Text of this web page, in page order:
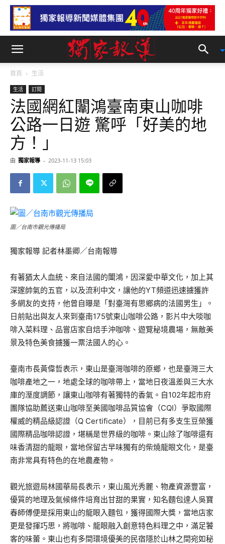
首頁 生活
生活 訂閱
法國網紅闈鴻臺南東山咖啡
公路一日遊 驚呼「好美的地
方！」
由 獨家報導 - 2023-11-13 15:03
圖／台南市觀光傳播局
獨家報導 記者林墨卿／台南報導
有著猶太人血統、來自法國的闈鴻，因深愛中華文化，加上其
深邃帥氣的五官，以及流利中文，讓他的YT頻道迅速擄獲許
多網友的支持，他曾自曝是「對臺灣有思鄉病的法國男生」。
日前貼出與友人來到臺南175號東山咖啡公路，影片中大啖咖
啡入菜料理、品嘗店家自焙手沖咖啡、遊覽秘境農場，無敵美
景及特色美食擄獲一票法國人的心。
臺南市長黃偉哲表示，東山是臺灣咖啡的原鄉，也是臺灣三大
咖啡產地之一，地處全球的咖啡帶上，當地日夜溫差與三大水
庫的溼度調節，讓東山咖啡有著獨特的香氣。自102年起市府
團隊協助薦送東山咖啡至美國咖啡品質協會（CQI）爭取國際
權威的精品級認證（Q Certificate），目前已有多支生豆榮獲
國際精品咖啡認證，堪稱是世界級的咖啡。東山除了咖啡還有
味香清甜的龍眼，當地保留古早味獨有的柴燒龍眼文化，是臺
南非常具有特色的在地農產物。
觀光旅遊局林國華局長表示，東山風光秀麗、物產資源豐富，
優質的地理及氣候條件培育出甘甜的果實，知名麵包達人吳寶
春師傅便是採用東山的龍眼入麵包，獲得國際大獎，當地店家
更是發揮巧思，將咖啡、龍眼融入創意特色料理之中，滿足饕
客的味蕾。東山也有多間環境優美的民宿隱於山林之間宛如秘